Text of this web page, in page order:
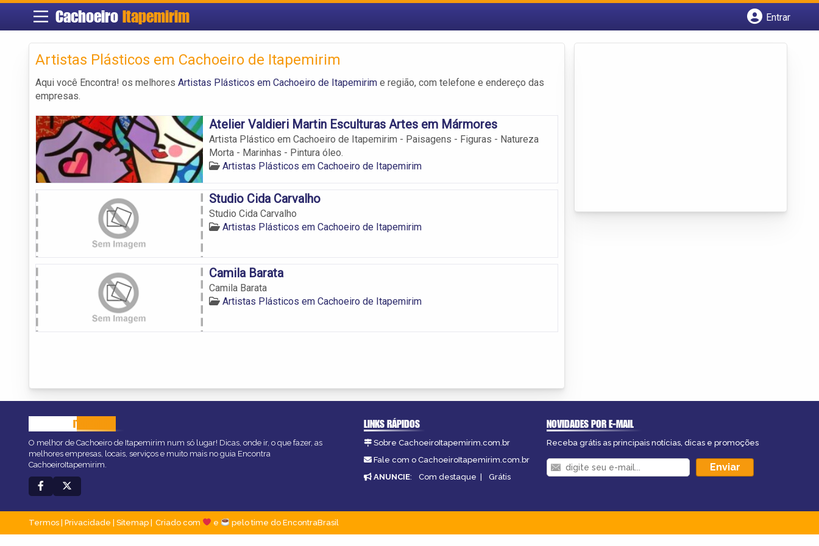
Cachoeiro Itapemirim
Entrar
Artistas Plásticos em Cachoeiro de Itapemirim
Aqui você Encontra! os melhores Artistas Plásticos em Cachoeiro de Itapemirim e região, com telefone e endereço das
empresas.
Atelier Valdieri Martin Esculturas Artes em Mármores
Artista Plástico em Cachoeiro de Itapemirim - Paisagens - Figuras - Natureza
Morta - Marinhas - Pintura óleo.
Artistas Plásticos em Cachoeiro de Itapemirim
Studio Cida Carvalho
Studio Cida Carvalho
Artistas Plásticos em Cachoeiro de Itapemirim
Camila Barata
Camila Barata
Artistas Plásticos em Cachoeiro de Itapemirim
ITAPEMIRIM
O melhor de Cachoeiro de Itapemirim num só lugar! Dicas, onde ir, o que fazer, as
melhores empresas, locais, serviços e muito mais no guia Encontra
CachoeiroItapemirim.
LINKS RÁPIDOS
Sobre CachoeiroItapemirim.com.br
Fale com o CachoeiroItapemirim.com.br
ANUNCIE: Com destaque | Grátis
NOVIDADES POR E-MAIL
Receba grátis as principais notícias, dicas e promoções
Termos | Privacidade | Sitemap Criado com e pelo time do EncontraBrasil